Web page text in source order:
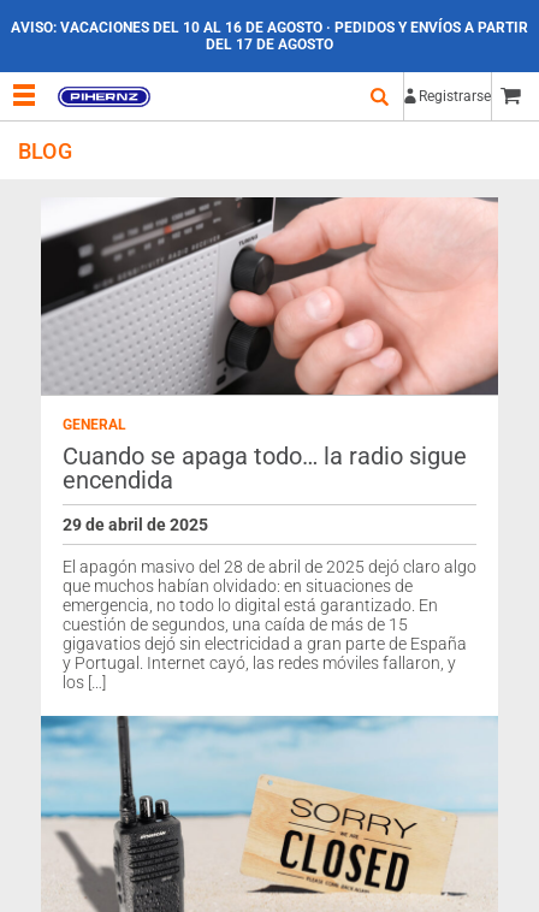
AVISO: VACACIONES DEL 10 AL 16 DE AGOSTO · PEDIDOS Y ENVÍOS A PARTIR
DEL 17 DE AGOSTO
Registrarse
BLOG
GENERAL
Cuando se apaga todo… la radio sigue
encendida
29 de abril de 2025
El apagón masivo del 28 de abril de 2025 dejó claro algo
que muchos habían olvidado: en situaciones de
emergencia, no todo lo digital está garantizado. En
cuestión de segundos, una caída de más de 15
gigavatios dejó sin electricidad a gran parte de España
y Portugal. Internet cayó, las redes móviles fallaron, y
los […]